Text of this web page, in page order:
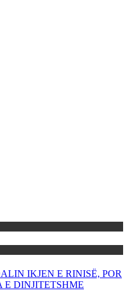
IKJEN E RINISË, POR
E DINJITETSHME